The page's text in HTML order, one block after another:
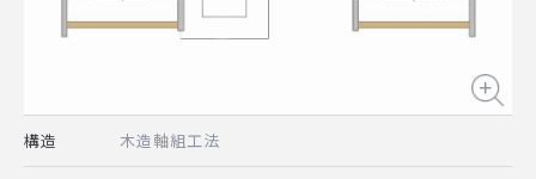
構造 木造軸組工法